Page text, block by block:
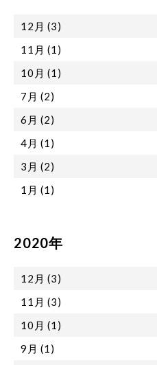
12月 (3)
11月 (1)
10月 (1)
7月 (2)
6月 (2)
4月 (1)
3月 (2)
1月 (1)
2020年
12月 (3)
11月 (3)
10月 (1)
9月 (1)